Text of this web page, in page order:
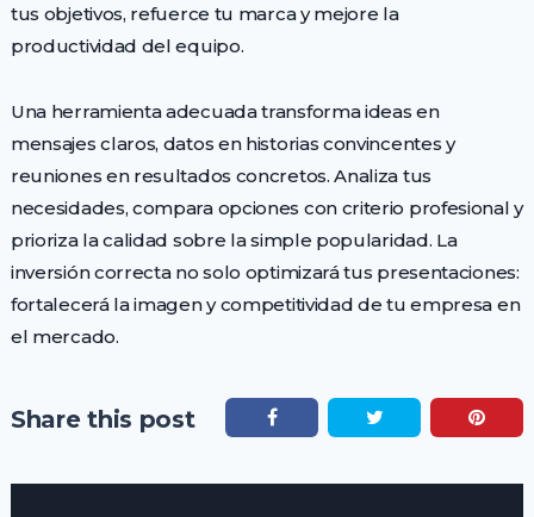
tus objetivos, refuerce tu marca y mejore la
productividad del equipo.
Una herramienta adecuada transforma ideas en
mensajes claros, datos en historias convincentes y
reuniones en resultados concretos. Analiza tus
necesidades, compara opciones con criterio profesional y
prioriza la calidad sobre la simple popularidad. La
inversión correcta no solo optimizará tus presentaciones:
fortalecerá la imagen y competitividad de tu empresa en
el mercado.
Share this post